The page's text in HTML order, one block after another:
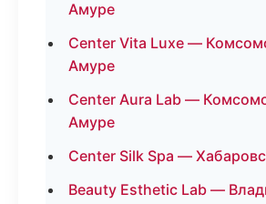
Амуре
Center Vita Luxe —
Амуре
Center Aura Lab —
Амуре
Center Silk Spa —
Beauty Esthetic Lab —